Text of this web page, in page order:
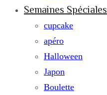
Semaines Spéciales
cupcake
apéro
Halloween
Japon
Boulette